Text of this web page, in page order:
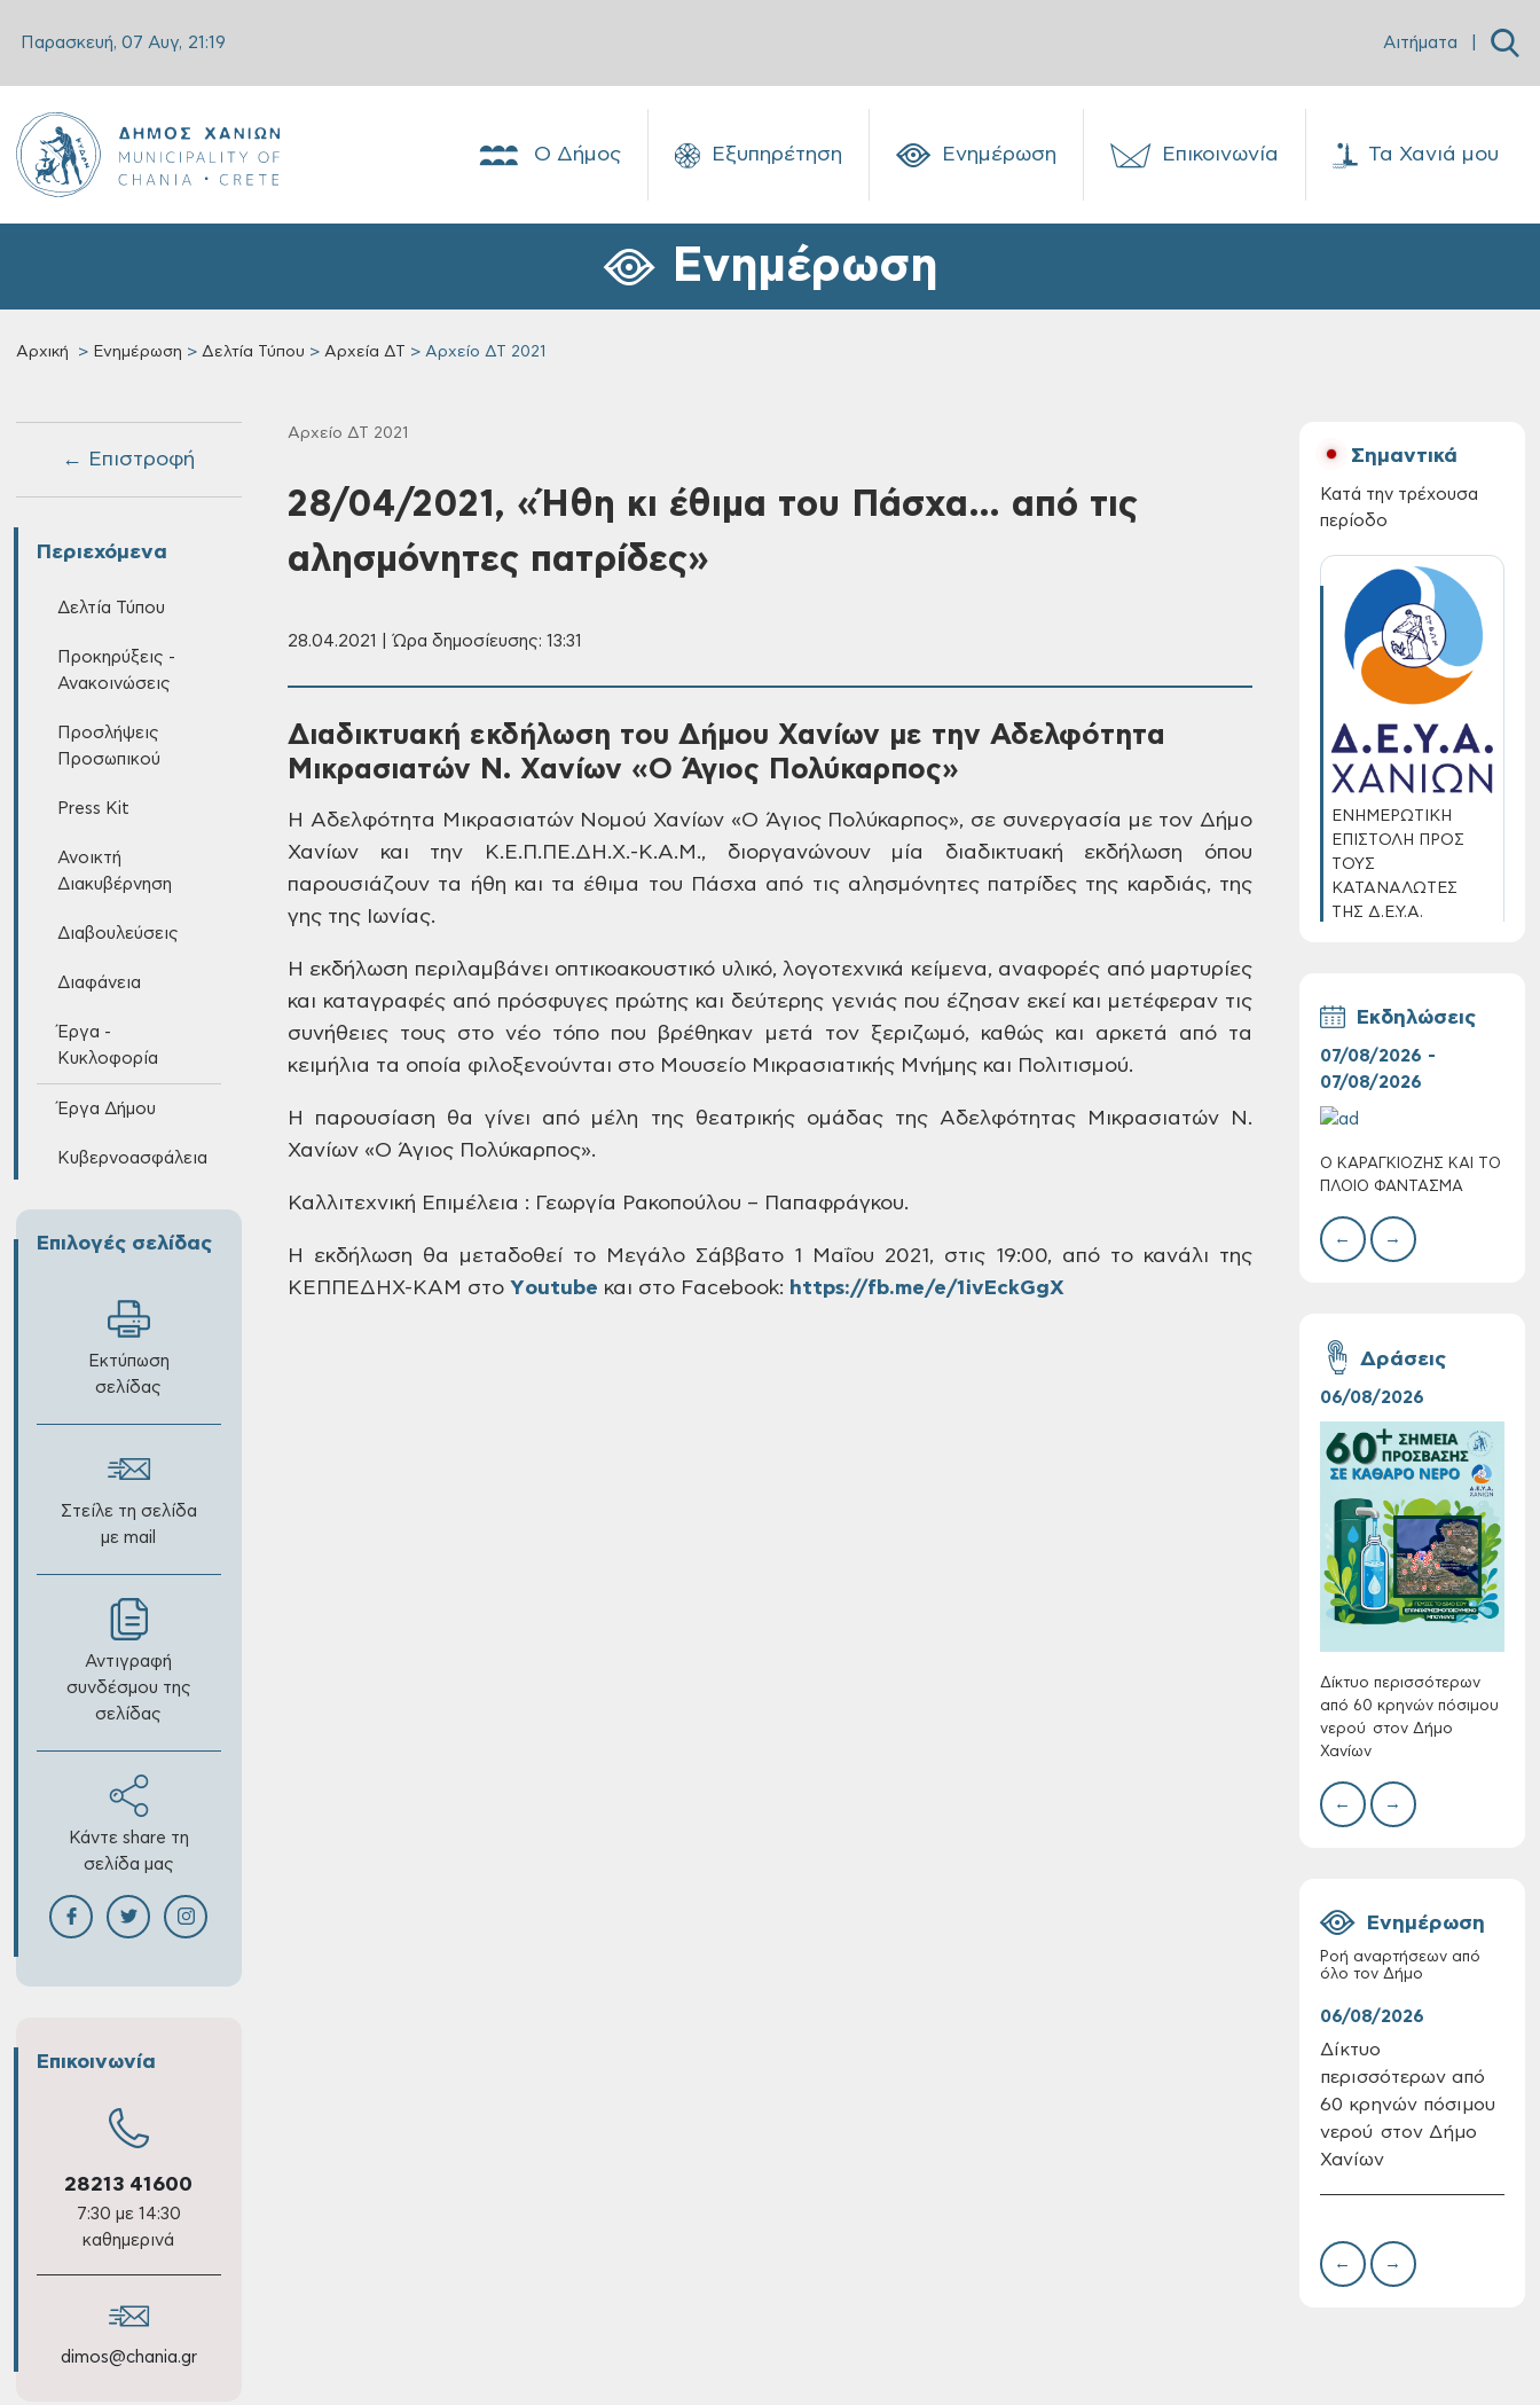
Παρασκευή, 07 Αυγ, 21:19 Αιτήματα
Ο Δήμος Εξυπηρέτηση Ενημέρωση Επικοινωνία Τα Χανιά μου
Ενημέρωση
Αρχική Ενημέρωση Δελτία Τύπου Αρχεία ΔΤ Αρχείο ΔΤ 2021
← Επιστροφή
Περιεχόμενα
Δελτία Τύπου
Προκηρύξεις -
Ανακοινώσεις
Προσλήψεις
Προσωπικού
Press Kit
Ανοικτή
Διακυβέρνηση
Διαβουλεύσεις
Διαφάνεια
Έργα -
Κυκλοφορία
Έργα Δήμου
Κυβερνοασφάλεια
Επιλογές σελίδας
Εκτύπωση
σελίδας
Στείλε τη σελίδα
με mail
Αντιγραφή
συνδέσμου της
σελίδας
Κάντε share τη
σελίδα μας
Επικοινωνία
28213 41600
7:30 με 14:30
καθημερινά
dimos@chania.gr
Αρχείο ΔΤ 2021
28/04/2021, «Ήθη κι έθιμα του Πάσχα… από τις
αλησμόνητες πατρίδες»
28.04.2021 | Ώρα δημοσίευσης: 13:31
Διαδικτυακή εκδήλωση του Δήμου Χανίων με την Αδελφότητα
Μικρασιατών Ν. Χανίων «Ο Άγιος Πολύκαρπος»
Η Αδελφότητα Μικρασιατών Νομού Χανίων «Ο ΆγιοςΠολύκαρπος», σε συνεργασία με τον Δήμο
Χανίων και την Κ.Ε.Π.ΠΕ.ΔΗ.Χ.-Κ.Α.Μ., διοργανώνουν μία διαδικτυακή εκδήλωση όπου
παρουσιάζουν τα ήθη και τα έθιμα
του Πάσχα από τις αλησμόνητες πατρίδες της καρδιάς, της
γης της Ιωνίας.
Η εκδήλωση περιλαμβάνει οπτικοακουστικό υλικό, λογοτεχνικά κείμενα, αναφορές από μαρτυρίες
και καταγραφές από πρόσφυγες πρώτης και δεύτερης γενιάςπου έζησαν εκεί και μετέφεραν τις
συνήθειες τους στο νέο τόπο που βρέθηκαν μετά τον ξεριζωμό, καθώς και αρκετά απότα
κειμήλια τα οποία φιλοξενούνται στο Μουσείο Μικρασιατικής Μνήμης και Πολιτισμού.
Η παρουσίαση θα γίνει από μέλη της θεατρικήςομάδας της Αδελφότητας Μικρασιατών Ν.
Χανίων «Ο Άγιος Πολύκαρπος».
Καλλιτεχνική Επιμέλεια : Γεωργία Ρακοπούλου – Παπαφράγκου.
Η εκδήλωση θα μεταδοθεί το Μεγάλο Σάββατο 1 Μαΐου 2021, στις 19:00, από το κανάλι της
ΚΕΠΠΕΔΗΧ-ΚΑΜ στο Υoutube και στο Facebook: https://fb.me/e/1ivEckGgX
Σημαντικά
Κατά την τρέχουσα
περίοδο
ΕΝΗΜΕΡΩΤΙΚΗ
ΕΠΙΣΤΟΛΗ ΠΡΟΣ
ΤΟΥΣ
ΚΑΤΑΝΑΛΩΤΕΣ
ΤΗΣ Δ.Ε.Υ.Α.
Τακτική συνεδρίαση
Δημοτικής
Επιτροπής στις 10-
08-2026
Επαναλειτουργία
του συστήματος
SeaTrac στην
παραλία του Αγίου
Ονουφρίου
Πίνακες Κατάταξης
& Βαθμολογίας,
Πίνακες
προσληπτέων και
Δήμου Χανίων
Oριστικοί πίνακες
σχέση εργάσιας
ιδιωτικού δικαίου
Εκδηλώσεις
07/08/2026 -
07/08/2026
Ο ΚΑΡΑΓΚΙΟΖΗΣ ΚΑΙ ΤΟ
ΠΛΟΙΟ ΦΑΝΤΑΣΜΑ
← →
Δράσεις
06/08/2026
Δίκτυο περισσότερων
από 60 κρηνών πόσιμου
νερού στον Δήμο
Χανίων
με
← →
Ενημέρωση
Ροή αναρτήσεων από
όλο τον Δήμο
06/08/2026
Δίκτυο
περισσότερων από
60 κρηνών πόσιμου
νερού στον Δήμο
Χανίων
← →